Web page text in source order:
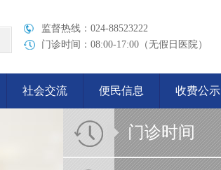
监督热线：024-88523222
门诊时间：08:00-17:00（无假日医院）
社会交流 便民信息 收费公示
门诊时间